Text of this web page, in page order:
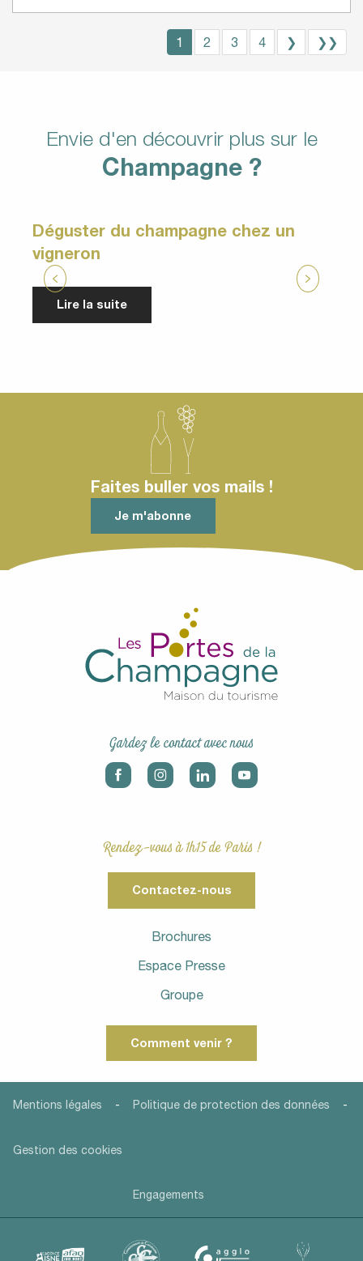
1 2 3 4 ❯ ❯❯
Envie d'en découvrir plus sur le
Champagne ?
Déguster du champagne chez un
vigneron
Lire la suite
Faites buller vos mails !
Je m'abonne
Gardez le contact avec nous
Rendez-vous à 1h15 de Paris !
Contactez-nous
Brochures
Espace Presse
Groupe
Comment venir ?
Mentions légales - Politique de protection des données -
Gestion des cookies
Engagements